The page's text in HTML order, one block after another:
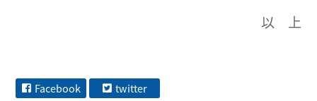
以 上
Facebook twitter